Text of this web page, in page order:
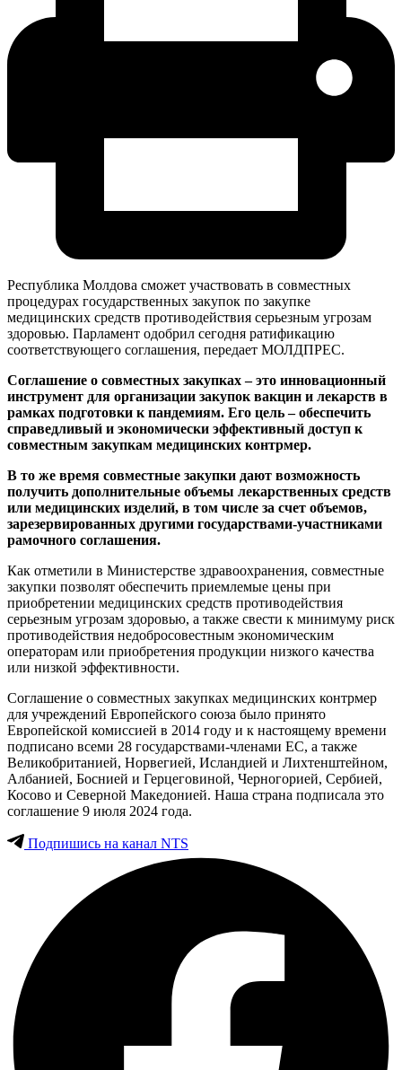
Республика Молдова сможет участвовать в совместных
процедурах государственных закупок по закупке
медицинских средств противодействия серьезным угрозам
здоровью. Парламент одобрил сегодня ратификацию
соответствующего соглашения, передает МОЛДПРЕС.
Соглашение о совместных закупках – это инновационный
инструмент для организации закупок вакцин и лекарств в
рамках подготовки к пандемиям. Его цель – обеспечить
справедливый и экономически эффективный доступ к
совместным закупкам медицинских контрмер.
В то же время совместные закупки дают возможность
получить дополнительные объемы лекарственных средств
или медицинских изделий, в том числе за счет объемов,
зарезервированных другими государствами-участниками
рамочного соглашения.
Как отметили в Министерстве здравоохранения, совместные
закупки позволят обеспечить приемлемые цены при
приобретении медицинских средств противодействия
серьезным угрозам здоровью, а также свести к минимуму риск
противодействия недобросовестным экономическим
операторам или приобретения продукции низкого качества
или низкой эффективности.
Соглашение о совместных закупках медицинских контрмер
для учреждений Европейского союза было принято
Европейской комиссией в 2014 году и к настоящему времени
подписано всеми 28 государствами-членами ЕС, а также
Великобританией, Норвегией, Исландией и Лихтенштейном,
Албанией, Боснией и Герцеговиной, Черногорией, Сербией,
Косово и Северной Македонией. Наша страна подписала это
соглашение 9 июля 2024 года.
Подпишись на канал NTS